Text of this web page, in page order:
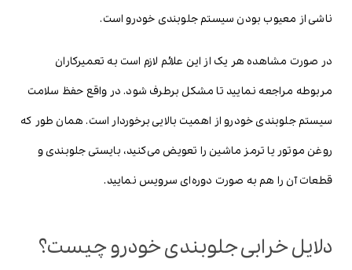
ناشی از معیوب بودن سیستم جلوبندی خودرو است.
در صورت مشاهده هر یک از این علائم لازم است به تعمیرکاران
مربوطه مراجعه نمایید تا مشکل برطرف شود. در واقع حفظ سلامت
سیستم جلوبندی خودرو از اهمیت بالایی برخوردار است. همان طور که
روغن موتور یا ترمز ماشین را تعویض می‌کنید، بایستی جلوبندی و
قطعات آن را هم به صورت دوره‌ای سرویس نمایید.
دلایل خرابی جلوبندی خودرو چیست؟